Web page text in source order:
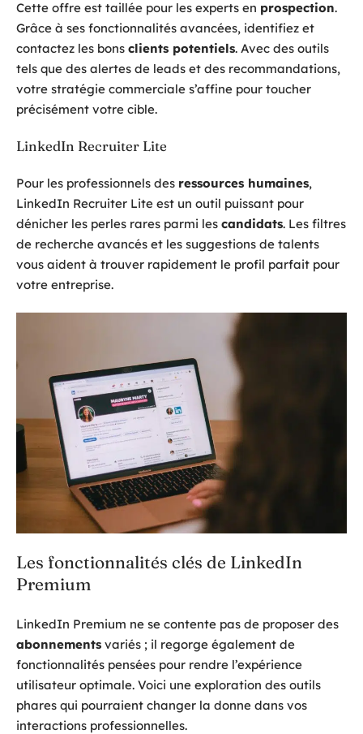
Cette offre est taillée pour les experts en prospection.
Grâce à ses fonctionnalités avancées, identifiez et
contactez les bons clients potentiels. Avec des outils
tels que des alertes de leads et des recommandations,
votre stratégie commerciale s’affine pour toucher
précisément votre cible.
LinkedIn Recruiter Lite
Pour les professionnels des ressources humaines,
LinkedIn Recruiter Lite est un outil puissant pour
dénicher les perles rares parmi les candidats. Les filtres
de recherche avancés et les suggestions de talents
vous aident à trouver rapidement le profil parfait pour
votre entreprise.
Les fonctionnalités clés de LinkedIn
Premium
LinkedIn Premium ne se contente pas de proposer des
abonnements variés ; il regorge également de
fonctionnalités pensées pour rendre l’expérience
utilisateur optimale. Voici une exploration des outils
phares qui pourraient changer la donne dans vos
interactions professionnelles.